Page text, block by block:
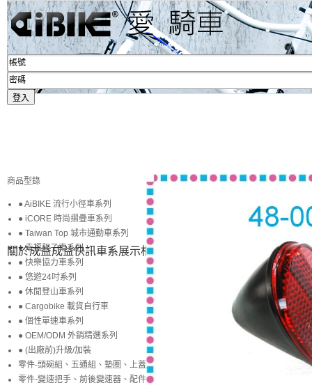
關於成益成益快訊車系展示相簿賞圖 賞車購車
商品型錄
● AiBIKE 流行小徑車系列
● iCORE 時尚摺疊車系列
● Taiwan Top 城市通勤車系列
● 幸福親子車系列
● 快樂協力車系列
● 悠遊24吋系列
● 休閒登山車系列
● Cargobike 載貨自行車
● 個性單速車系列
● OEM/ODM 外銷精選系列
● (出廠前)升級/加裝
零件-頭碗組、五通組、墊圈、上蓋
零件-變速把手、前後變速器、配件